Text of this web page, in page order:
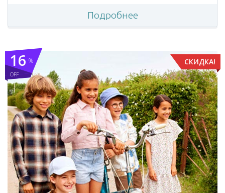
Подробнее
СКИДКА!
%
OFF
16